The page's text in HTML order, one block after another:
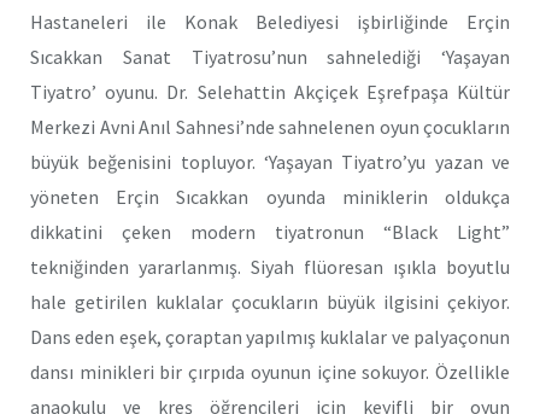
Hastaneleri ile Konak Belediyesi işbirliğinde Erçin
Sıcakkan Sanat Tiyatrosu’nun sahnelediği ‘Yaşayan
Tiyatro’ oyunu. Dr. Selehattin Akçiçek Eşrefpaşa Kültür
Merkezi Avni Anıl Sahnesi’nde sahnelenen oyun çocukların
büyük beğenisini topluyor. ‘Yaşayan Tiyatro’yu yazan ve
yöneten Erçin Sıcakkan oyunda miniklerin oldukça
dikkatini çeken modern tiyatronun “Black Light”
tekniğinden yararlanmış. Siyah flüoresan ışıkla boyutlu
hale getirilen kuklalar çocukların büyük ilgisini çekiyor.
Dans eden eşek, çoraptan yapılmış kuklalar ve palyaçonun
dansı minikleri bir çırpıda oyunun içine sokuyor. Özellikle
anaokulu ve kreş öğrencileri için keyifli bir oyun